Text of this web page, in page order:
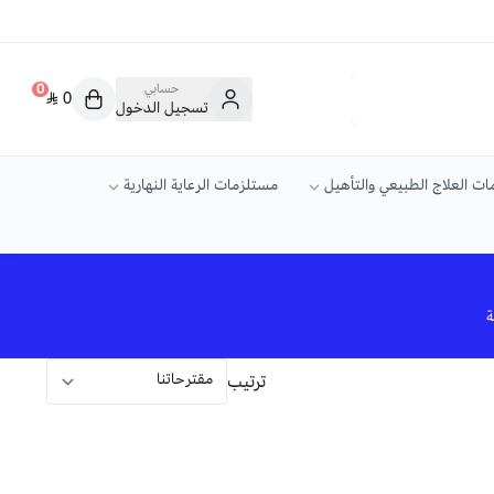
حسابي
تسجيل الدخول
0 0
العلاج الطبيعي والتأهيل
مستلزمات الرعاية النهارية
ترتيب